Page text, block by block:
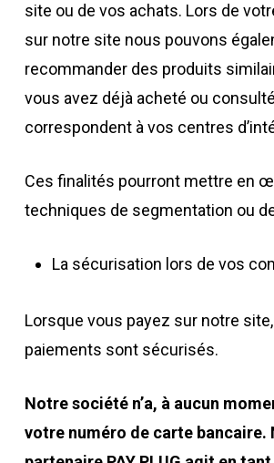
site ou de vos achats. Lors de
sur notre site nous pouvons
recommander des produits
vous avez déjà acheté ou
correspondent à vos centres
Ces finalités pourront mettre en
techniques de segmentation ou
La sécurisation lors de vos
Lorsque vous payez sur notre
paiements sont sécurisés.
Notre société n’a, à aucun
votre numéro de carte bancaire.